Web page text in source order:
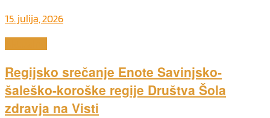
15. julija, 2026
Regijsko srečanje Enote Savinjsko-
šaleško-koroške regije Društva Šola
zdravja na Visti